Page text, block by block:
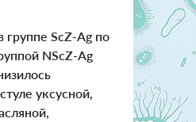
группе ScZ-Ag по
NScZ-Ag
уксусной,